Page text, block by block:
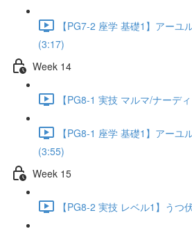
【PG7-2 座学 基礎1】アーユ
(3:17)
Week 14
【PG8-1 実技 マルマ/ナーデ
【PG8-1 座学 基礎1】アーユ
(3:55)
Week 15
【PG8-2 実技 レベル1】うつ